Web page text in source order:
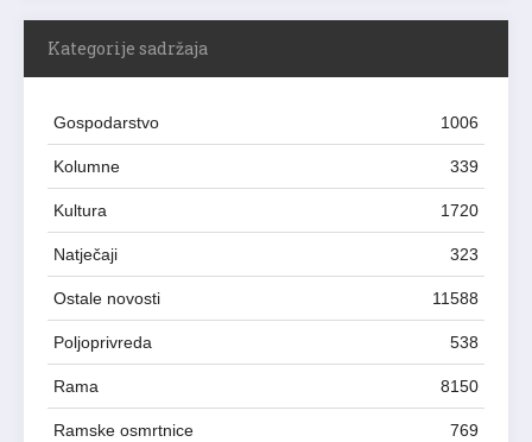
Kategorije sadržaja
Gospodarstvo 1006
Kolumne 339
Kultura 1720
Natječaji 323
Ostale novosti 11588
Poljoprivreda 538
Rama 8150
Ramske osmrtnice 769